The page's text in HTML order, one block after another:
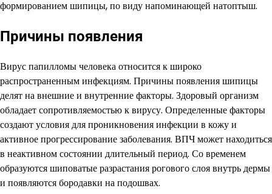
формированием шипицы, по виду напоминающей натоптыш.
Причины появления
Вирус папилломы человека относится к широко
распространенным инфекциям. Причины появления шипицы
делят на внешние и внутренние факторы. Здоровый организм
обладает сопротивляемостью к вирусу. Определенные факторы
создают условия для проникновения инфекции в кожу и
активное прогрессирование заболевания. ВПЧ может находиться
в неактивном состоянии длительный период. Со временем
образуются шиповатые разрастания рогового слоя внутрь дермы
и появляются бородавки на подошвах.